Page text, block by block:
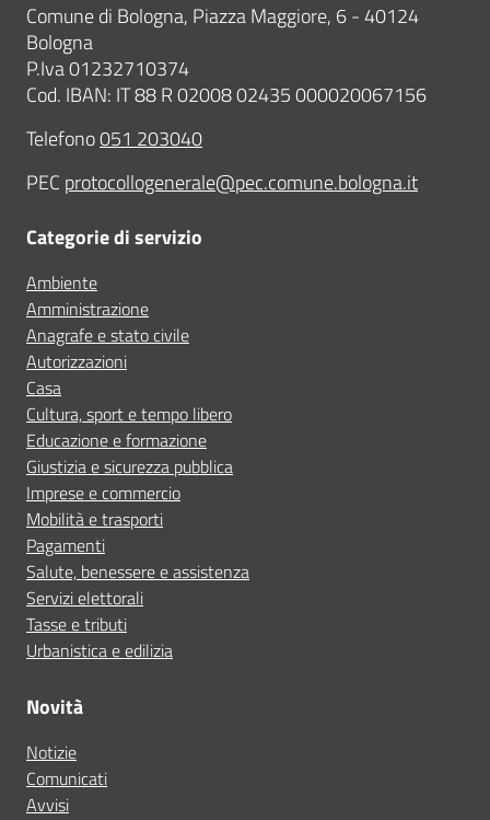
Comune di Bologna, Piazza Maggiore, 6 - 40124
Bologna
P.Iva 01232710374
Cod. IBAN: IT 88 R 02008 02435 000020067156
Telefono051 203040
PEC protocollogenerale@pec.comune.bologna.it
Categorie di servizio
Ambiente
Amministrazione
Anagrafe e stato civile
Autorizzazioni
Casa
Cultura, sport e tempo libero
Educazione e formazione
Giustizia e sicurezza pubblica
Imprese e commercio
Mobilità e trasporti
Pagamenti
Salute, benessere e assistenza
Servizi elettorali
Tasse e tributi
Urbanistica e edilizia
Novità
Notizie
Comunicati
Avvisi